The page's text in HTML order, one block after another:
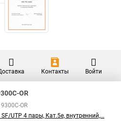
Контакты Войти
OR
OR
UTP 4 пары, Кат.5e, внутренний,...